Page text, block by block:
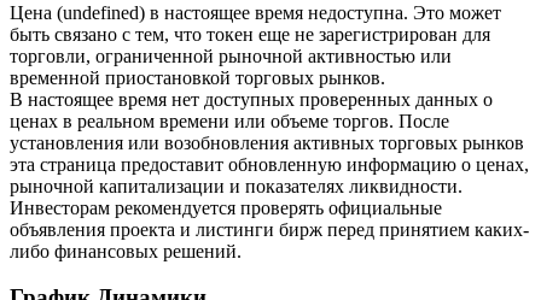
USDT-фьючерсы
Фьючерсы с использованием USDT в качестве
обеспечения
Цена (undefined) в настоящее время недоступна. Это может
быть связано с тем, что токен еще не зарегистрирован для
торговли, ограниченной рыночной активностью или
временной приостановкой торговых рынков.
В настоящее время нет доступных проверенных данных о
ценах в реальном времени или объеме торгов. После
установления или возобновления активных торговых рынков
эта страница предоставит обновленную информацию о ценах,
рыночной капитализации и показателях ликвидности.
Инвесторам рекомендуется проверять официальные
объявления проекта и листинги бирж перед принятием каких-
либо финансовых решений.